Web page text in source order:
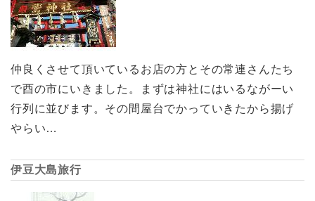
仲良くさせて頂いているお店の方とその常連さんたち
で酉の市にいきました。まずは神社にはいるながーい
行列に並びます。その間屋台でかっていきたから揚げ
やらい…
伊豆大島旅行